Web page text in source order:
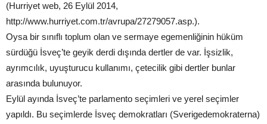
(Hurriyet web, 26 Eylül 2014,
http://www.hurriyet.com.tr/avrupa/27279057.asp.).
Oysa bir sınıflı toplum olan ve sermaye egemenliğinin hüküm
sürdüğü İsveç’te geyik derdi dışında dertler de var. İşsizlik,
ayrımcılık, uyuşturucu kullanımı, çetecilik gibi dertler bunlar
arasında bulunuyor.
Eylül ayında İsveç’te parlamento seçimleri ve yerel seçimler
yapıldı. Bu seçimlerde İsveç demokratları (Sverigedemokraterna)